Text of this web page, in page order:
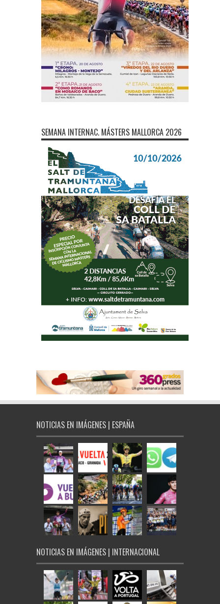
SEMANA INTERNAC. MÁSTERS MALLORCA 2026
NOTICIAS EN IMÁGENES | ESPAÑA
NOTICIAS EN IMÁGENES | INTERNACIONAL